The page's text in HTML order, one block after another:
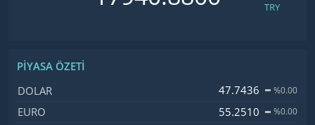
TRY
PIYASA ÖZETI
İsim, Kod
DOLAR 47.7436 %0.00
EURO 55.2510 %0.00